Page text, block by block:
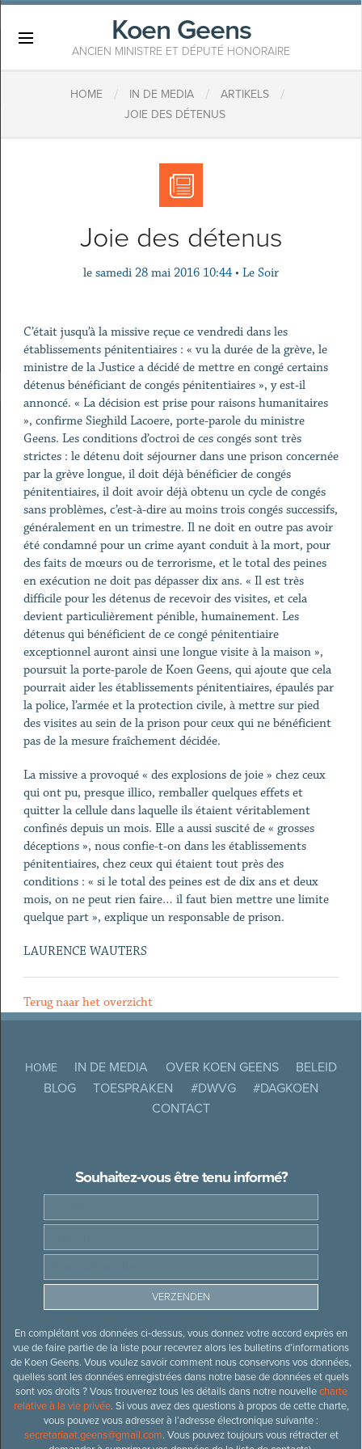
Koen Geens
ANCIEN MINISTRE ET DÉPUTÉ HONORAIRE
HOME / IN DE MEDIA / ARTIKELS /
JOIE DES DÉTENUS
Joie des détenus
le samedi 28 mai 2016 10:44 • Le Soir
C’était jusqu’à la missive reçue ce vendredi dans les
établissements pénitentiaires : « vu la durée de la grève, le
ministre de la Justice a décidé de mettre en congé certains
détenus bénéficiant de congés pénitentiaires », y est-il
annoncé. « La décision est prise pour raisons humanitaires
», confirme Sieghild Lacoere, porte-parole du ministre
Geens. Les conditions d’octroi de ces congés sont très
strictes : le détenu doit séjourner dans une prison concernée
par la grève longue, il doit déjà bénéficier de congés
pénitentiaires, il doit avoir déjà obtenu un cycle de congés
sans problèmes, c’est-à-dire au moins trois congés successifs,
généralement en un trimestre. Il ne doit en outre pas avoir
été condamné pour un crime ayant conduit à la mort, pour
des faits de mœurs ou de terrorisme, et le total des peines
en exécution ne doit pas dépasser dix ans. « Il est très
difficile pour les détenus de recevoir des visites, et cela
devient particulièrement pénible, humainement. Les
détenus qui bénéficient de ce congé pénitentiaire
exceptionnel auront ainsi une longue visite à la maison »,
poursuit la porte-parole de Koen Geens, qui ajoute que cela
pourrait aider les établissements pénitentiaires, épaulés par
la police, l’armée et la protection civile, à mettre sur pied
des visites au sein de la prison pour ceux qui ne bénéficient
pas de la mesure fraîchement décidée.
La missive a provoqué « des explosions de joie » chez ceux
qui ont pu, presque illico, remballer quelques effets et
quitter la cellule dans laquelle ils étaient véritablement
confinés depuis un mois. Elle a aussi suscité de « grosses
déceptions », nous confie-t-on dans les établissements
pénitentiaires, chez ceux qui étaient tout près des
conditions : « si le total des peines est de dix ans et deux
mois, on ne peut rien faire… il faut bien mettre une limite
quelque part », explique un responsable de prison.
LAURENCE WAUTERS
Terug naar het overzicht
HOME IN DE MEDIA OVER KOEN GEENS
BELEID
BLOG
TOESPRAKEN #DWVG
#DAGKOEN
CONTACT
Souhaitez-vous être tenu informé?
En complétant vos données ci-dessus, vous donnez votre accord exprès en
vue de faire partie de la liste pour recevrez alors les bulletins d’informations
de Koen Geens. Vous voulez savoir comment nous conservons vos données,
quelles sont les données enregistrées dans notre base de données et quels
sont vos droits ? Vous trouverez tous les détails dans notre nouvellecharte
relative à la vie privée. Si vous avez des questions à propos de cette charte,
vous pouvez vous adresser à l’adresse électronique suivante :
secretariaat.geens@gmail.com. Vous pouvez toujours vous rétracter et